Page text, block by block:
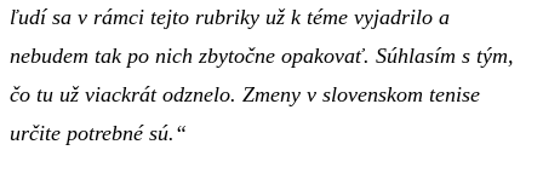
ľudí sa v rámci tejto rubriky už k téme vyjadrilo a
nebudem tak po nich zbytočne opakovať. Súhlasím s tým,
čo tu už viackrát odznelo. Zmeny v slovenskom tenise
určite potrebné sú.“